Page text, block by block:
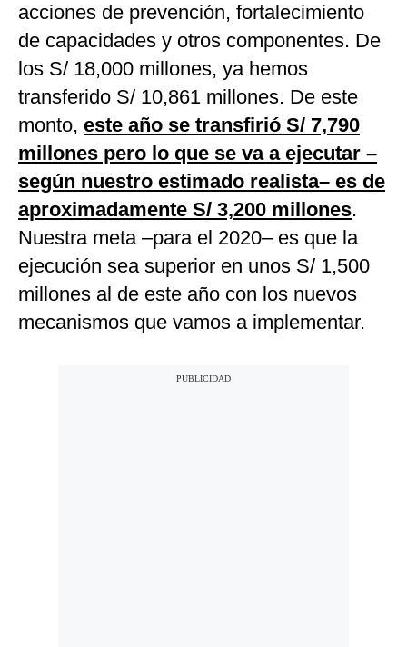
acciones de prevención, fortalecimiento
de capacidades y otros componentes. De
los S/ 18,000 millones, ya hemos
transferido S/ 10,861 millones. De este
monto, este año se transfirió S/ 7,790
millones pero lo que se va a ejecutar –
según nuestro estimado realista– es de
aproximadamente S/ 3,200 millones.
Nuestra meta –para el 2020– es que la
ejecución sea superior en unos S/ 1,500
millones al de este año con los nuevos
mecanismos que vamos a implementar.